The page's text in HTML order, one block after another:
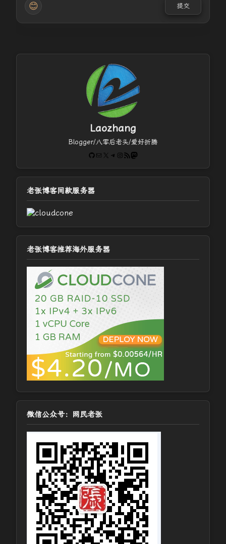
😊 提交
Laozhang
Blogger/八零后老头/爱好折腾
GitHub
电子邮件 X Telegram
Instagram
RSS FeedMastodon
老张博客同款服务器
老张博客推荐海外服务器
微信公众号：网民老张